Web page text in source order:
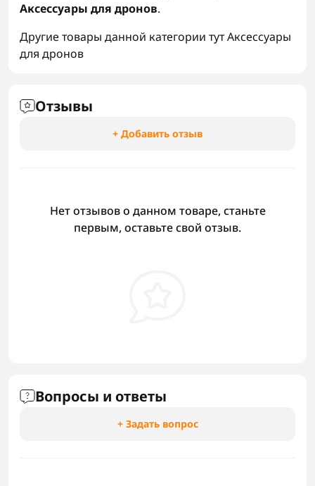
Аксессуары для дронов.
Другие товары данной категории тутАксессуары
для дронов
Отзывы
+ Добавить отзыв
Нет отзывов о данном товаре, станьте
первым, оставьте свой отзыв.
Вопросы и ответы
+ Задать вопрос